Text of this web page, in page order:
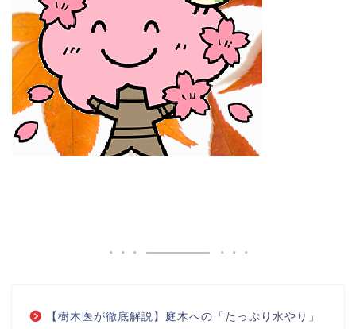
【樹木医が徹底解説】庭木への「たっぷり水やり」